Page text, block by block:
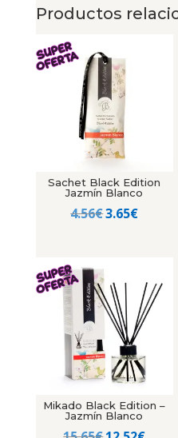
Productos
Sachet Black Edition
Jazmín Blanco
4.56€El
4.56€.
3.65€El
3.65€.
Mikado Black Edition –
Jazmín Blanco